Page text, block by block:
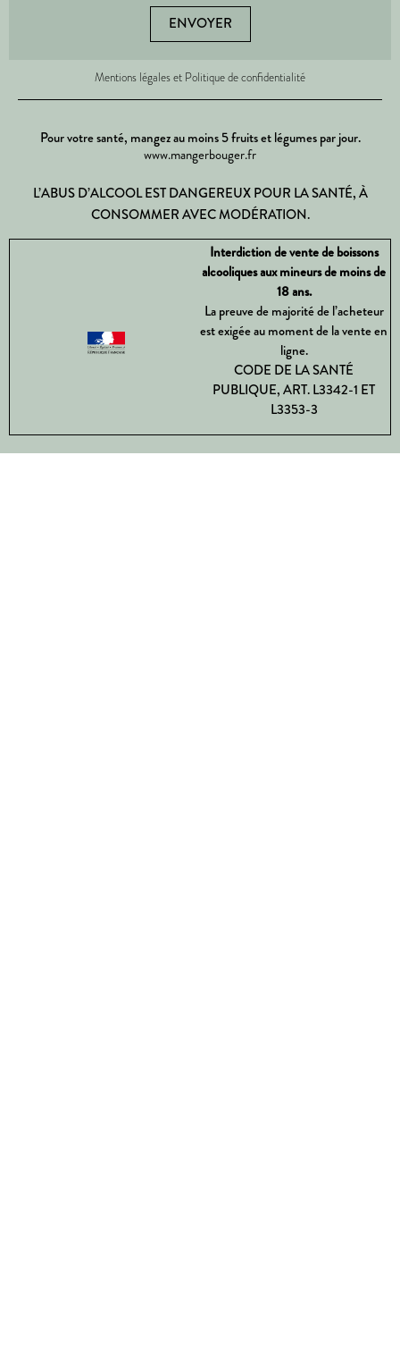
ENVOYER
Mentions légales et Politique de confidentialité
Pour votre santé, mangez au moins 5 fruits et légumes par jour.
www.mangerbouger.fr
L’ABUS D’ALCOOL EST DANGEREUX POUR LA SANTÉ, À
CONSOMMER AVEC MODÉRATION.
Interdiction de vente de boissons
alcooliques aux mineurs de moins de
18 ans.
La preuve de majorité de l’acheteur
est exigée au moment de la vente en
ligne.
CODE DE LA SANTÉ
PUBLIQUE, ART. L3342-1 ET
L3353-3